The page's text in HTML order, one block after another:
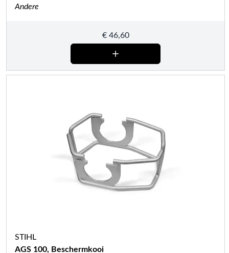
Andere
€46,60
STIHL
AGS 100, Beschermkooi